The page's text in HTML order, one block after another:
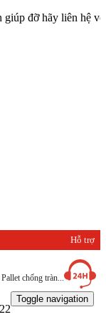
hãy liên hệ với
chống tràn...
Hỗ trợ
khách
hàng
Toggle navigation